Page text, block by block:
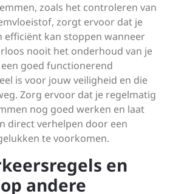
zoals het controleren van
zorgt ervoor dat je
efficiënt kan stoppen wanneer
nooit het onderhoud van je
goed functionerend
is voor jouw veiligheid en die
Zorg ervoor dat je regelmatig
nog goed werken en laat
direct verhelpen door een
te voorkomen.
en
andere